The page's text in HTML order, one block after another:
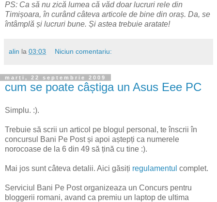
PS: Ca să nu zică lumea că văd doar lucruri rele din
Timișoara, în curând câteva articole de bine din oraș. Da, se
întâmplă și lucruri bune. Și astea trebuie aratate!
alin la 03:03 Niciun comentariu:
marți, 22 septembrie 2009
cum se poate câștiga un Asus Eee PC
Simplu. :).
Trebuie să scrii un articol pe blogul personal, te înscrii în
concursul Bani Pe Post și apoi aștepți ca numerele
norocoase de la 6 din 49 să țină cu tine :).
Mai jos sunt câteva detalii. Aici găsiți regulamentul complet.
Serviciul Bani Pe Post organizeaza un Concurs pentru
bloggerii romani, avand ca premiu un laptop de ultima